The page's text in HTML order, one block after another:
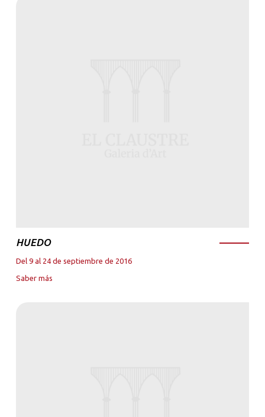
HUEDO
Del 9 al 24 de septiembre de 2016
Saber más